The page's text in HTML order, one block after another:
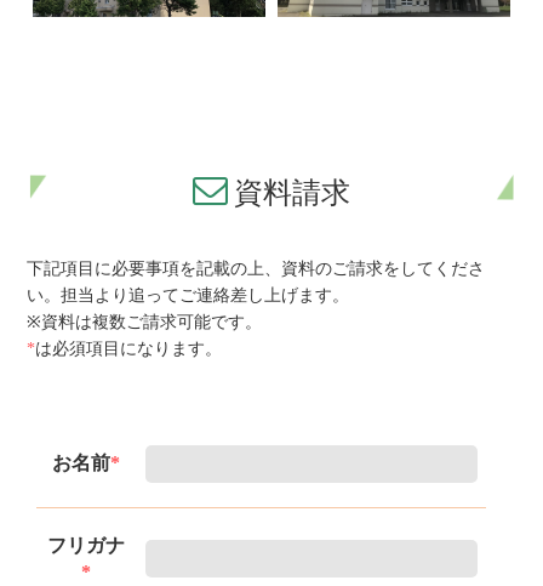
資料請求
下記項目に必要事項を記載の上、資料のご請求をしてくださ
い。担当より追ってご連絡差し上げます。
※資料は複数ご請求可能です。
*は必須項目になります。
お名前*
フリガナ
*